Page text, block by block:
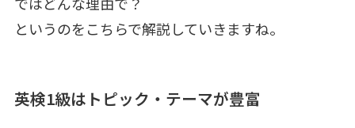
というのをこちらで解説していきますね。
英検1級はトピック・テーマが豊富